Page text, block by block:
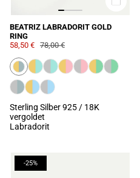
BEATRIZ LABRADORIT GOLD
RING
58,50 € 78,00 €
Sterling Silber 925 / 18K
vergoldet
Labradorit
-25%